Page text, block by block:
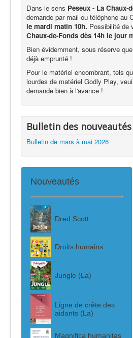
Dans le sens Peseux - La Chaux-
demande par mail ou téléphone au
le mardi matin 10h. Possibilité de
Chaux-de-Fonds dès 14h le jour
Bien évidemment, sous réserve
déjà emprunté !
Pour le matériel encombrant, tels
lourdes de matériel Godly Play,
demande bien à l'avance !
Bulletin des nouveautés
Bulletin de mars à mai 2026